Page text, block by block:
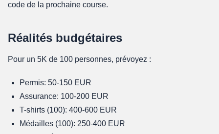
code de la prochaine course.
Réalités budgétaires
Pour un 5K de 100 personnes, prévoyez :
Permis: 50-150 EUR
Assurance: 100-200 EUR
T-shirts (100): 400-600 EUR
Médailles (100): 250-400 EUR